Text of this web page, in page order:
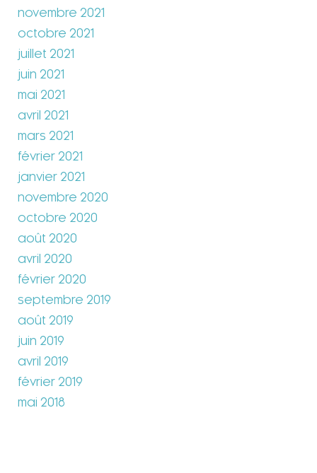
novembre 2021
octobre 2021
juillet 2021
juin 2021
mai 2021
avril 2021
mars 2021
février 2021
janvier 2021
novembre 2020
octobre 2020
août 2020
avril 2020
février 2020
septembre 2019
août 2019
juin 2019
avril 2019
février 2019
mai 2018